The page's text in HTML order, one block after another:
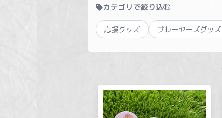
カテゴリで絞り込む
応援グッズ プレーヤーズグッズ